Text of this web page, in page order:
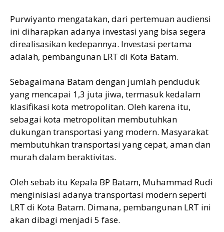
Purwiyanto mengatakan, dari pertemuan audiensi
ini diharapkan adanya investasi yang bisa segera
direalisasikan kedepannya. Investasi pertama
adalah, pembangunan LRT di Kota Batam.
Sebagaimana Batam dengan jumlah penduduk
yang mencapai 1,3 juta jiwa, termasuk kedalam
klasifikasi kota metropolitan. Oleh karena itu,
sebagai kota metropolitan membutuhkan
dukungan transportasi yang modern. Masyarakat
membutuhkan transportasi yang cepat, aman dan
murah dalam beraktivitas.
Oleh sebab itu Kepala BP Batam, Muhammad Rudi
menginisiasi adanya transportasi modern seperti
LRT di Kota Batam. Dimana, pembangunan LRT ini
akan dibagi menjadi 5 fase.